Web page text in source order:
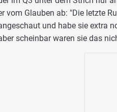
vom Glauben ab: "Die letzte
und habe sie extra
scheinbar waren sie das